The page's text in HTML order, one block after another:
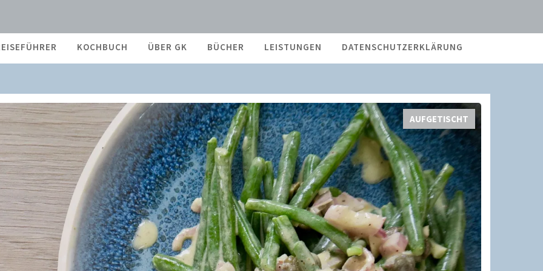
KOCHBUCH ÜBER GK BÜCHER LEISTUNGEN DATENSCHUTZERKLÄRUNG
GRÜNE BOHNEN
AUFGETISCHT